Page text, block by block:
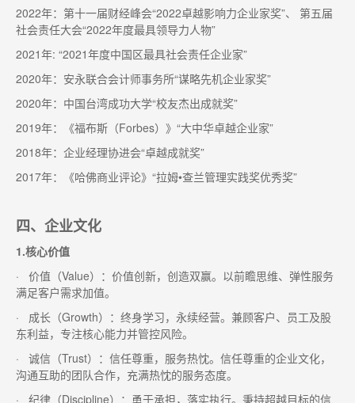
2022年：第十一届财经峰会“2022卓越影响力企业家奖”、 第五届
社会责任大会“2022年度最具领导力人物”
2021年: “2021年度中国区最具社会责任企业家”
2020年：安永联合会计师事务所“谋略先机企业家奖”
2020年：中国台湾成功大学“校友杰出成就奖”
2019年：《福布斯（Forbes）》“大中华卓越企业家”
2018年：企业经理协进会“卓越成就奖”
2017年：《哈佛商业评论》“拉姆•查兰管理实践奖优秀奖”
四、企业文化
1.核心价值
· 价值（Value）：价值创新，创造双赢。以前瞻思维、弹性服务
满足客户需求加值。
· 成长（Growth）：终身学习，永续经营。兼顾客户、员工及股
东利益，专注核心能力并管控风险。
· 诚信（Trust）：信任尊重，服务热忱。信任尊重的企业文化，
沟通互助的团队合作，充满热忱的服务态度。
· 纪律（Discipline）：勇于承担，落实执行。秉持超越目标的信